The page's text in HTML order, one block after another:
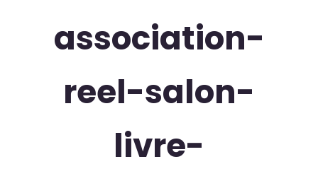
association-
reel-salon-
livre-